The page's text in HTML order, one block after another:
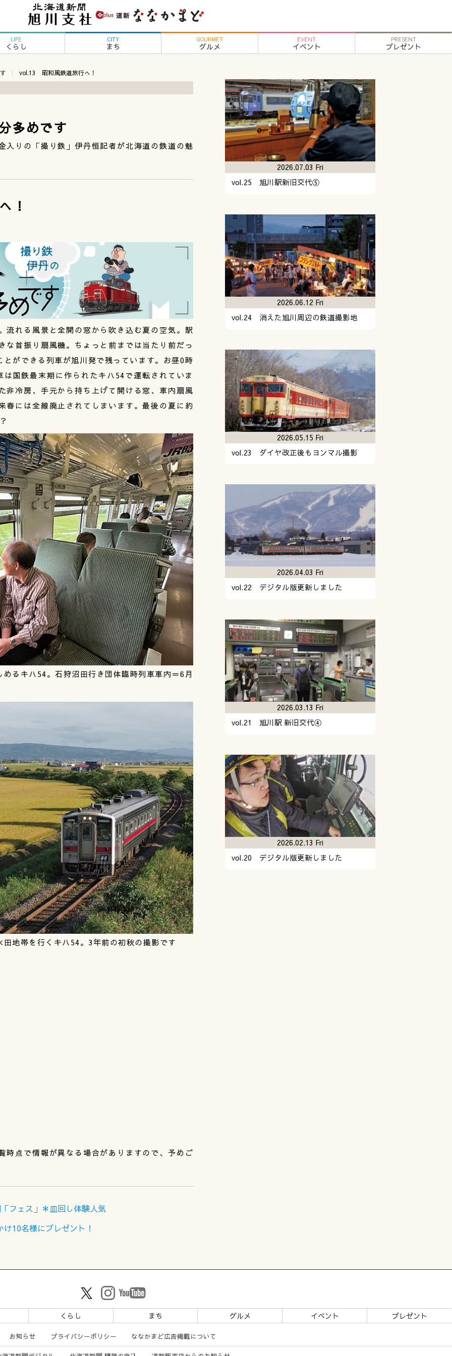
LIFE
くらし
CITY
まち
GOURMET
グルメ
EVENT
イベント
PRESENT
プレゼント
vol.13 昭和風鉄道旅行へ！
多めです
入りの「撮り鉄」伊丹恒記者が北海道の鉄道の魅
！
流れる風景と全開の窓から吹き込む夏の空気。駅
な首振り扇風機。ちょっと前までは当たり前だっ
ができる列車が旭川発で残っています。お昼0時
国鉄最末期に作られたキハ54で運転されていま
非冷房、手元から持ち上げて開ける窓、車内扇風
春には全線廃止されてしまいます。最後の夏に約
るキハ54。石狩沼田行き団体臨時列車車内＝6月
地帯を行くキハ54。3年前の初秋の撮影です
点で情報が異なる場合がありますので、予めご
フェス」＊皿回し体験人気
10名様にプレゼント！
vol.25 旭川駅新旧交代⑤
2026.07.03 Fri
vol.24 消えた旭川周辺の鉄道撮影地
2026.06.12 Fri
vol.23 ダイヤ改正後もヨンマル撮影
2026.05.15 Fri
vol.22 デジタル版更新しました
2026.04.03 Fri
vol.21 旭川駅 新旧交代④
2026.03.13 Fri
vol.20 デジタル版更新しました
2026.02.13 Fri
くらし まち グルメ イベント プレゼント
お知らせ プライバシーポリシー ななかまど広告掲載について